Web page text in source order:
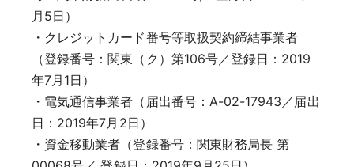
月5日）
・クレジットカード番号等取扱契約締結事業者
（登録番号：関東（ク）第106号／登録日：2019
年7月1日）
・電気通信事業者（届出番号：A-02-17943／届出
日：2019年7月2日）
・資金移動業者（登録番号：関東財務局長 第